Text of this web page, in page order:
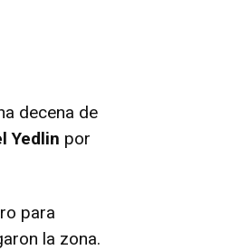
decena de
Yedlin por
para
la zona.